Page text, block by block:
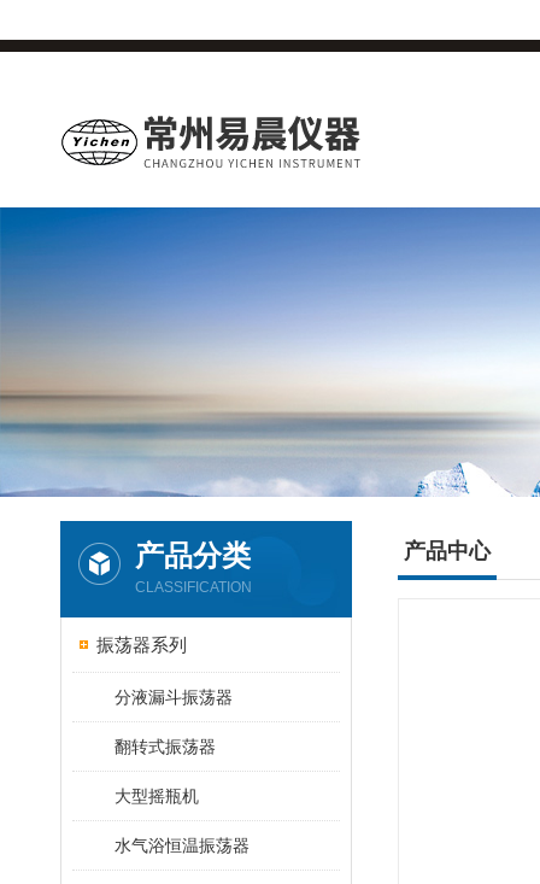
产品分类
CLASSIFICATION
振荡器系列
分液漏斗振荡器
翻转式振荡器
大型摇瓶机
水气浴恒温振荡器
产品中心